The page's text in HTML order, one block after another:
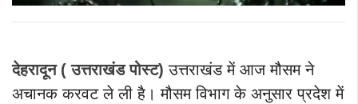
देहरादून ( उत्तराखंड पोस्ट) उत्तराखंड में आज मौसम ने
अचानक करवट ले ली है। मौसम विभाग के अनुसार प्रदेश में